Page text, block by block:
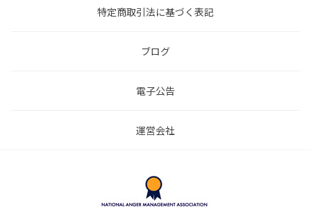
特定商取引法に基づく表記
ブログ
電子公告
運営会社